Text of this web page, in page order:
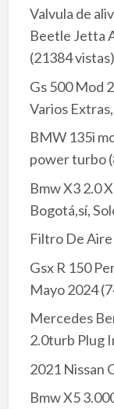
Valvula de
Beetle Jetta
(21384 vistas)
Gs 500 Mod
Varios
BMW 135i
power turbo
Bmw X3 2.0
Bogotá,sí,
Filtro De
Gsx R 150
Mayo 2024
Mercedes
2.0turb Plug
2021 Nissan
Bmw X5